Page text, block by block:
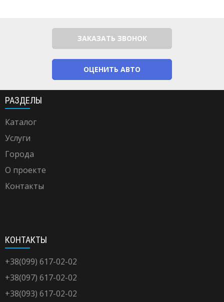
ЗАКАЗАТЬ ЗВОНОК
ОЦЕНИТЬ АВТО
РАЗДЕЛЫ
Каталог
Услуги
Города
О проекте
Контакты
КОНТАКТЫ
+38(099) 617-02-02
+38(097) 617-02-02
+38(093) 617-02-02